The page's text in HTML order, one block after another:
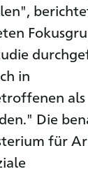
in
als
Die
für